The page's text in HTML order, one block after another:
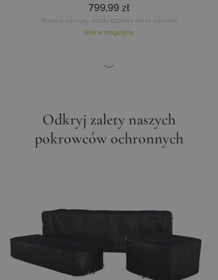
799,99 zł
Podatek wliczony, koszty dostawy nie są wliczone
Brak w magazynie
Odkryj zalety naszych
pokrowców ochronnych